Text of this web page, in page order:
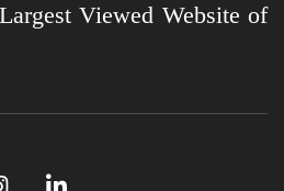
Viewed Website of